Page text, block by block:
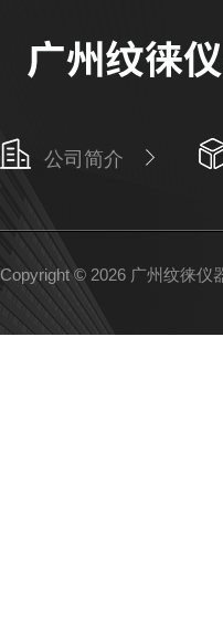
公司简介
Copyright © 2026 广州纹徕仪